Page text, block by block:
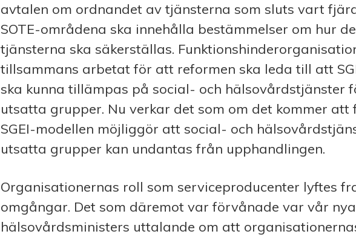
avtalen om ordnandet av tjänsterna som sluts vart
SOTE-områdena ska innehålla bestämmelser om hur
tjänsterna ska säkerställas.
tillsammans arbetat för att reformen ska leda till att
ska kunna tillämpas på social- och hälsovårdstjänster
utsatta grupper. Nu verkar det som om det kommer att
SGEI-modellen möjliggör att social- och
utsatta grupper kan undantas från upphandlingen.
Organisationernas roll som serviceproducenter lyftes
omgångar. Det som däremot var förvånade var vår
hälsovårdsministers uttalande om att